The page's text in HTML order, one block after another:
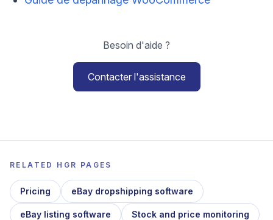
Besoin d'aide ?
Contacter l'assistance
RELATED HGR PAGES
Pricing eBay dropshipping software
eBay listing software Stock and price monitoring